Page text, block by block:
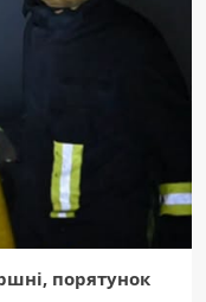
порятунок